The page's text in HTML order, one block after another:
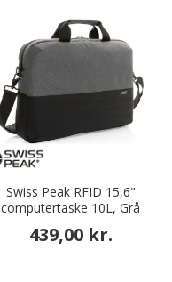
Swiss Peak RFID 15,6"
computertaske 10L, Grå
439,00 kr.